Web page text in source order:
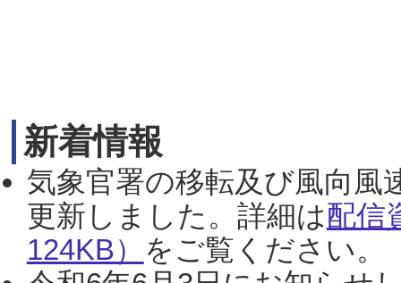
新着情報
気象官署の移転及び風向風
更新しました。詳細は配信
124KB） をご覧ください。